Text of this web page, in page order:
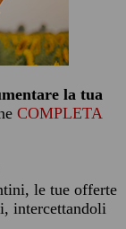
la tua
COMPLETA
le tue offerte
intercettandoli